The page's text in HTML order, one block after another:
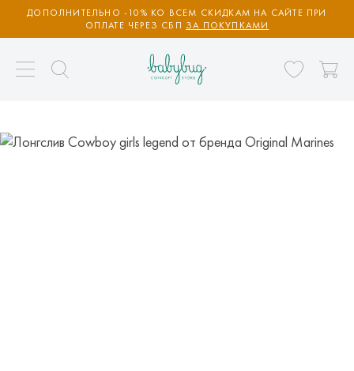
ДОПОЛНИТЕЛЬНО -10% КО ВСЕМ СКИДКАМ НА САЙТЕ ПРИ
ОПЛАТЕ ЧЕРЕЗ СБП ЗА ПОКУПКАМИ